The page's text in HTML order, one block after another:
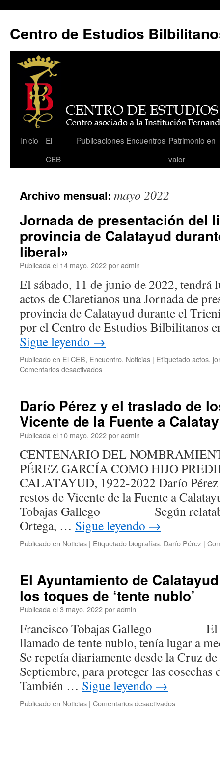
Centro de Estudios
Saltar
Inicio
El
CEB
Publicaciones Encuentros Patrimonio en
valor
Archivo mensual: mayo 2022
Jornada de presentación del
provincia de Calatayud
liberal»
Publicada el 14 mayo, 2022poradmin
El sábado, 11 de junio de 2022, tendrá
actos de Claretianos una Jornada de
provincia de Calatayud durante el
por el Centro de Estudios Bilbilitanos
Sigue leyendo →
Publicado en El CEB, Encuentro, Noticias | Etiquetadoactos,
Comentarios desactivadosen
del
libro:
«La
provincia
Calatayud
durante
el
trienio
liberal»
Darío Pérez y el traslado de
Vicente de la Fuente a
Publicada el 10 mayo, 2022poradmin
CENTENARIO DEL
PÉREZ GARCÍA COMO HIJO
CALATAYUD, 1922-2022 Darío
restos de Vicente de la Fuente a
Tobajas Gallego Según relataba
Ortega, … Sigue leyendo →
Publicado en Noticias | Etiquetadobiografías, Darío Pérez |
El Ayuntamiento de
los toques de ‘tente nublo’
Publicada el 3 mayo, 2022poradmin
Francisco Tobajas Gallego El
llamado de tente nublo, tenía lugar a
Se repetía diariamente desde la Cruz
Septiembre, para proteger las cosechas
También … Sigue leyendo →
Publicado en Noticias | Comentarios desactivadosen